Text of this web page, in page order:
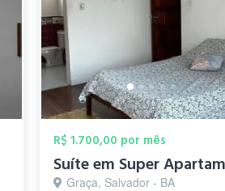
R$ 1.700,00 por mês
Graça, Salvador - BA